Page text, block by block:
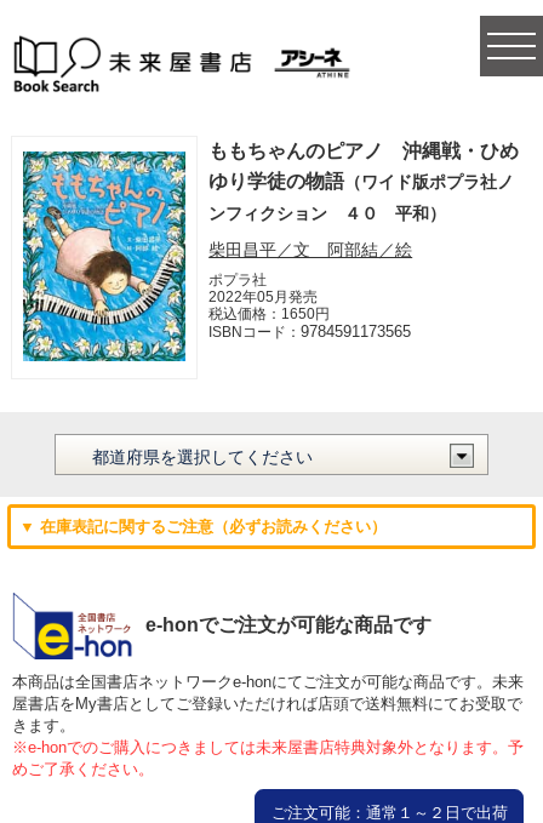
ももちゃんのピアノ 沖縄戦・ひめ
ゆり学徒の物語（ワイド版ポプラ社ノ
ンフィクション ４０ 平和）
柴田昌平／文 阿部結／絵
ポプラ社
2022年05月発売
税込価格：1650円
ISBNコード：9784591173565
▼ 在庫表記に関するご注意（必ずお読みください）
e-honでご注文が可能な商品です
本商品は全国書店ネットワークe-honにてご注文が可能な商品です。未来
屋書店をMy書店としてご登録いただければ店頭で送料無料にてお受取で
きます。
※e-honでのご購入につきましては未来屋書店特典対象外となります。予
めご了承ください。
ご注文可能：通常１～２日で出荷